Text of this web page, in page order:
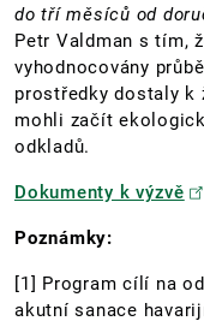
do tří měsíců od
Petr Valdman s tím,
vyhodnocovány
prostředky dostaly k
mohli začít
odkladů.
Dokumenty k výzvě
Poznámky:
[1] Program cílí na
akutní sanace